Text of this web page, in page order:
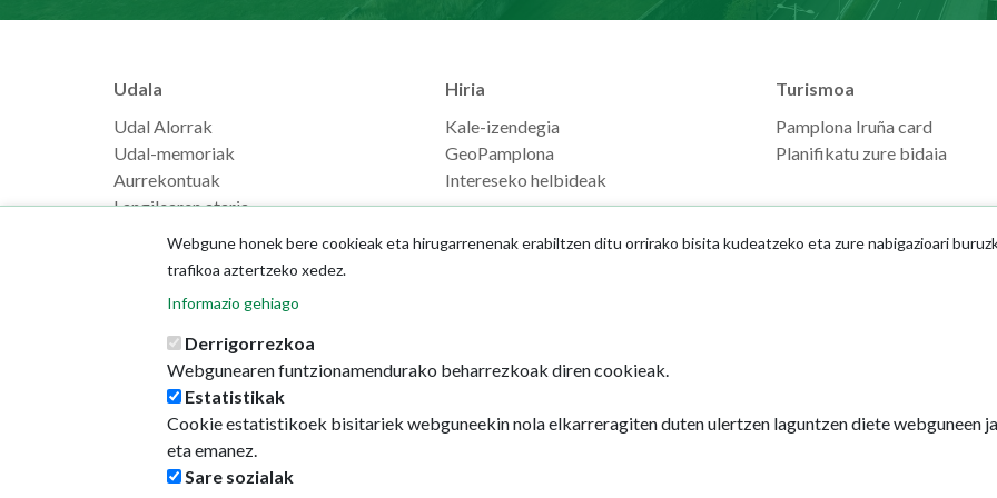
Udala
Udal Alorrak
Udal-memoriak
Aurrekontuak
Langilearen ataria
Hiria
Kale-izendegia
GeoPamplona
Intereseko helbideak
Turismoa
Pamplona Iruña card
Planifikatu zure bidaia
Iruñeko Udala
Webgune honek bere cookieak eta hirugarrenenak erabiltzen ditu orrirako bisita kudeatzeko eta zure nabigazioari
trafikoa aztertzeko xedez.
Informazio gehiago
Derrigorrezkoa
Webgunearen funtzionamendurako beharrezkoak diren cookieak.
Estatistikak
Cookie estatistikoek bisitariek webguneekin nola elkarreragiten duten ulertzen laguntzen diete webguneen
eta emanez.
Sare sozialak